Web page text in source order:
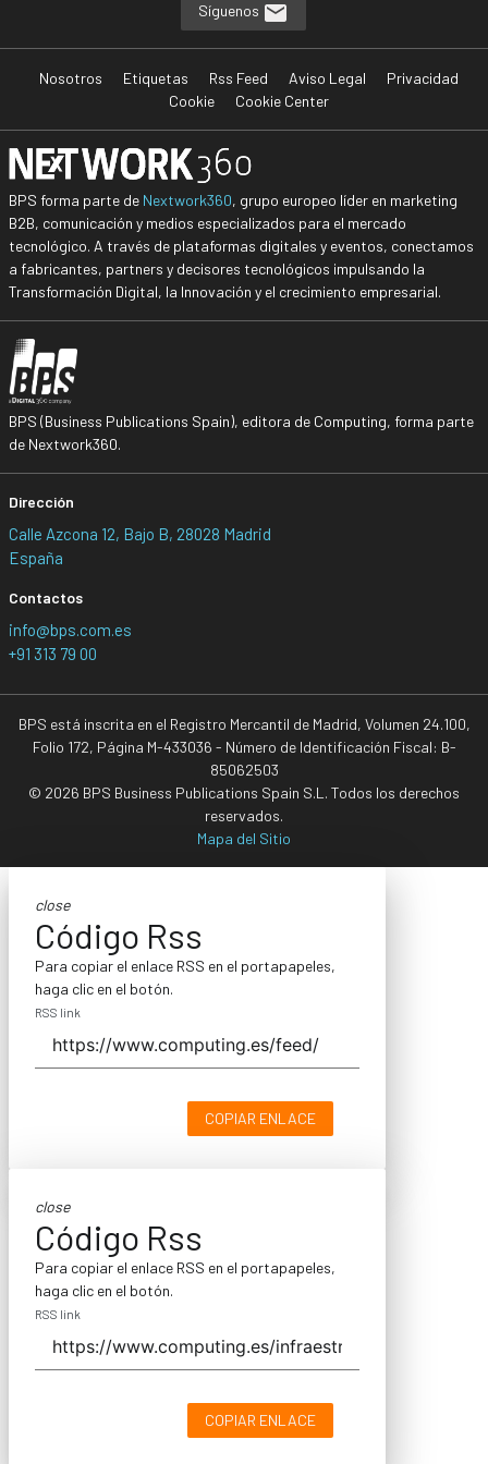
Síguenos
Nosotros Etiquetas Rss Feed Aviso Legal
Privacidad
Cookie
Cookie Center
BPS forma parte de Nextwork360, grupo europeo líder en marketing
B2B, comunicación y medios especializados para el mercado
tecnológico. A través de plataformas digitales y eventos, conectamos
a fabricantes, partners y decisores tecnológicos impulsando la
Transformación Digital, la Innovación y el crecimiento empresarial.
BPS (Business Publications Spain), editora de Computing, forma parte
de Nextwork360.
Dirección
Calle Azcona 12, Bajo B, 28028 Madrid
España
Contactos
info@bps.com.es
+91 313 79 00
BPS está inscrita en el Registro Mercantil de Madrid, Volumen 24.100,
Folio 172, Página M-433036 - Número de Identificación Fiscal: B-
85062503
© 2026 BPS Business Publications Spain S.L. Todos los derechos
reservados.
Mapa del Sitio
close
Código Rss
Para copiar el enlace RSS en el portapapeles,
haga clic en el botón.
RSS link
COPIAR ENLACE
close
Código Rss
Para copiar el enlace RSS en el portapapeles,
haga clic en el botón.
RSS link
COPIAR ENLACE